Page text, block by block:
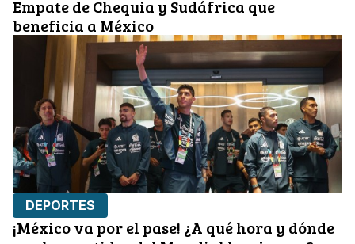
Empate de Chequia y Sudáfrica que
beneficia a México
DEPORTES
¡México va por el pase! ¿A qué hora y dónde